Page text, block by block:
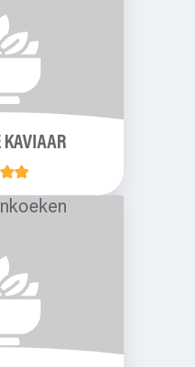
KAVIAAR